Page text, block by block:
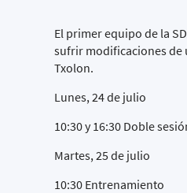
El primer equipo de la
sufrir modificaciones de
Txolon.
Lunes, 24 de julio
10:30 y 16:30 Doble
Martes, 25 de julio
10:30 Entrenamiento